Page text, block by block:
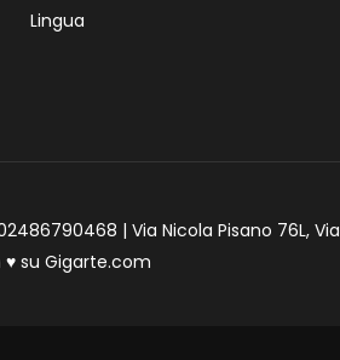
Lingua
| Via Nicola Pisano 76L,
♥ su Gigarte.com